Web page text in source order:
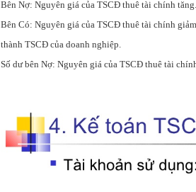
Bên Nợ: Nguyên giá của TSCĐ thuê tài chính tăng.
Bên Có: Nguyên giá của TSCĐ thuê tài chính
thành TSCĐ của doanh nghiệp.
Số dư bên Nợ: Nguyên giá của TSCĐ thuê tài